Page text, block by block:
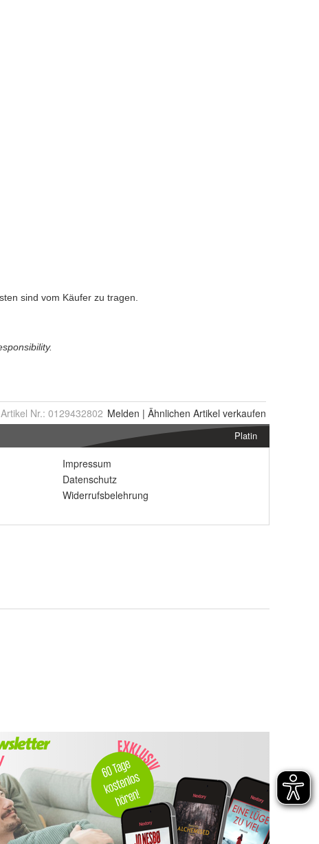
Artikel Nr.: 0129432802 Melden | Ähnlichen Artikel verkaufen
Platin
Impressum
Datenschutz
Widerrufsbelehrung